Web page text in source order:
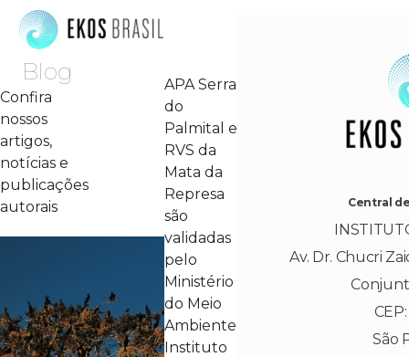
Blog
Confira
nossos
artigos,
notícias e
publicações
autorais
APA Serra
do
Palmital e
RVS da
Mata da
Represa
são
validadas
pelo
Ministério
do Meio
Ambiente
Instituto
Central
Av. Dr. Chucri
São